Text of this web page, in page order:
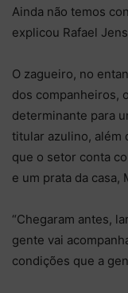
Ainda não temos
explicou Rafael
O zagueiro, no
dos companheiros,
determinante para
titular azulino, além
que o setor conta
e um prata da casa,
“Chegaram antes,
gente vai
condições que a